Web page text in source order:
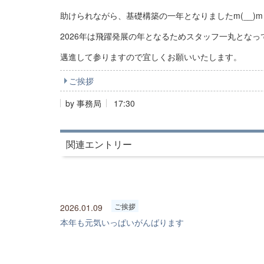
助けられながら、基礎構築の一年となりましたm(__)m
2026年は飛躍発展の年となるためスタッフ一丸となっ
邁進して参りますので宜しくお願いいたします。
ご挨拶
by 事務局 17:30
関連エントリー
2026.01.09 ご挨拶
本年も元気いっぱいがんばります